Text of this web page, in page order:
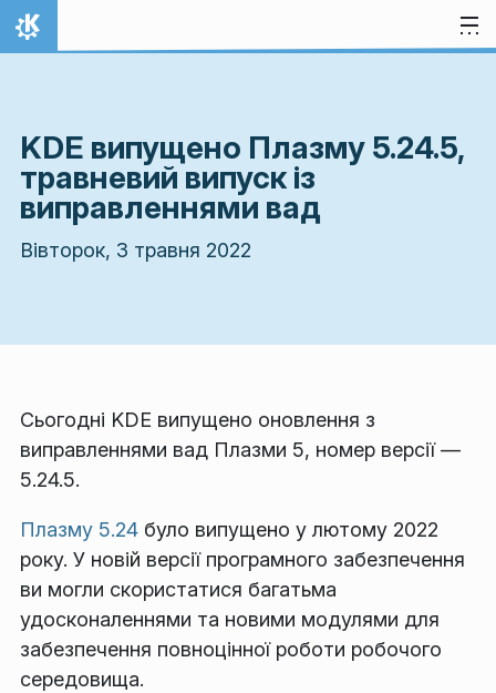
Перейти до вмісту
Домівка
KDE випущено Плазму 5.24.5,
травневий випуск із
виправленнями вад
Вівторок, 3 травня 2022
Сьогодні KDE випущено оновлення з
виправленнями вад Плазми 5, номер версії —
5.24.5.
Плазму 5.24 було випущено у лютому 2022
року. У новій версії програмного забезпечення
ви могли скористатися багатьма
удосконаленнями та новими модулями для
забезпечення повноцінної роботи робочого
середовища.